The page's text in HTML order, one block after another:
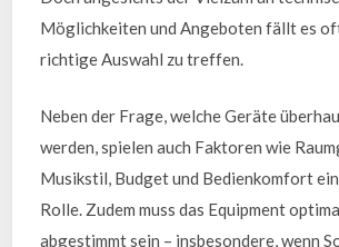
Möglichkeiten und Angeboten fällt es
richtige Auswahl zu treffen.
Neben der Frage, welche Geräte
werden, spielen auch Faktoren wie
Musikstil, Budget und Bedienkomfort
Rolle. Zudem muss das Equipment
abgestimmt sein – insbesondere, wenn